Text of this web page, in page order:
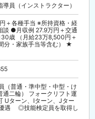
員（インストラクター）
＋各種手当 ※所持資格・経
談 ●月収例 27.9万円＋交通
歳 （月給23万8,500円＋
分・家族手当等含む） ★
（普通・準中型・中型・け
通二輪） フォークリフト運
Uターン、Iターン、Jター
遇 ◎技能検定員を取得し